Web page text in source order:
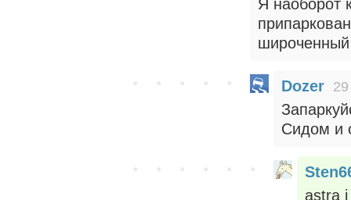
Я наоборот
широченный
Dozer
Сидом и
astra j